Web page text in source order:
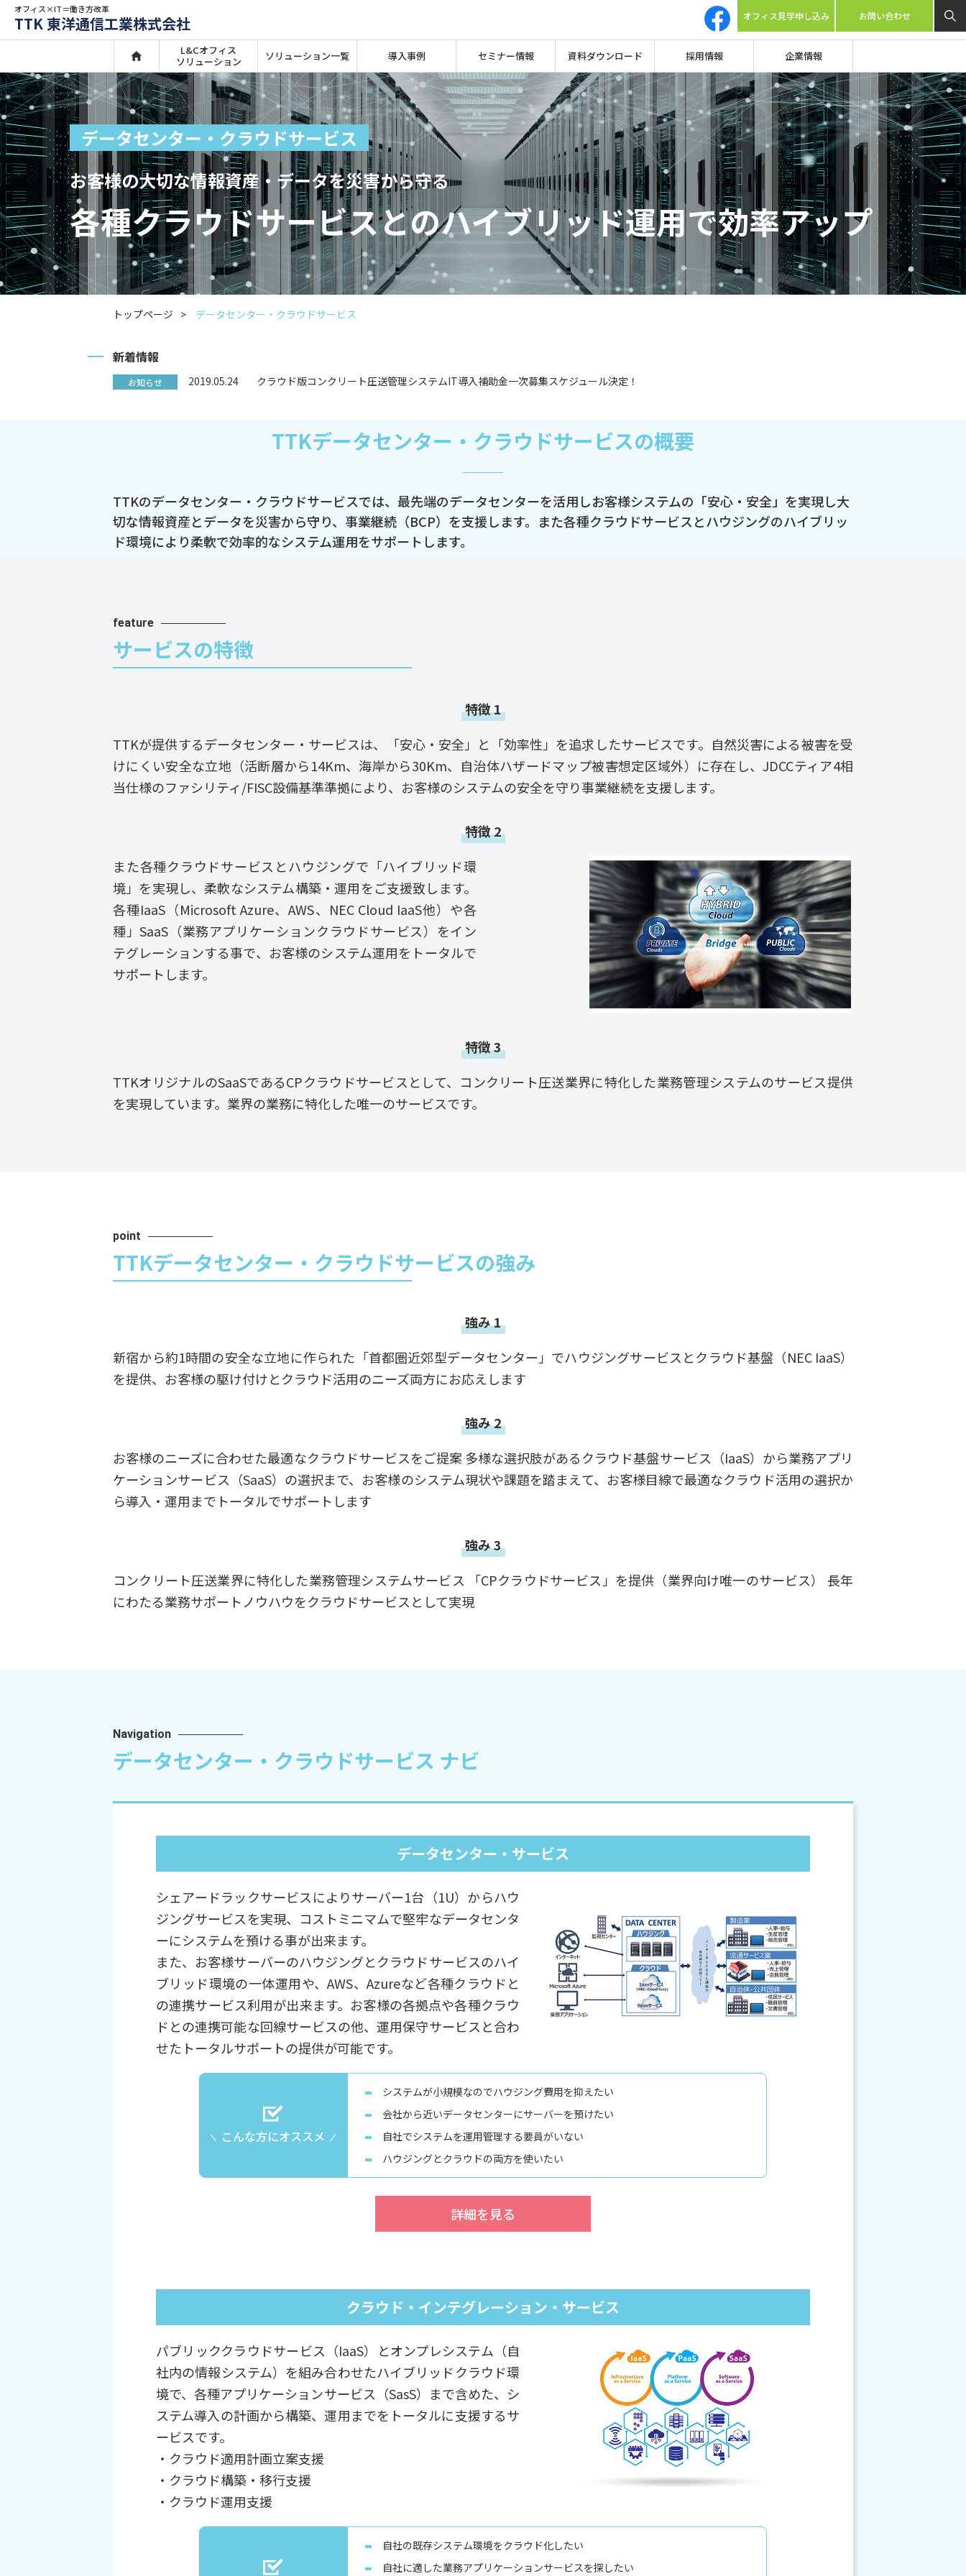
オフィス×IT＝働き方改革
TTK 東洋通信工業株式会社 オフィス見学申し込み お問い合わせ
L&Cオフィス
ソリューション
ソリューション一覧 導入事例 セミナー情報 資料ダウンロード 採用情報 企業情報
データセンター・クラウドサービス
お客様の大切な情報資産・データを災害から守る
各種クラウドサービスとのハイブリッド運用で効率アップ
トップページ データセンター・クラウドサービス
新着情報
お知らせ 2019.05.24 クラウド版コンクリート圧送管理システムIT導入補助金一次募集スケジュール決定！
TTKデータセンター・クラウドサービスの概要
TTKのデータセンター・クラウドサービスでは、最先端のデータセンターを活用しお客様システムの「安心・安全」を実現し大
切な情報資産とデータを災害から守り、事業継続（BCP）を支援します。また各種クラウドサービスとハウジングのハイブリッ
ド環境により柔軟で効率的なシステム運用をサポートします。
feature
サービスの特徴
特徴 1
TTKが提供するデータセンター・サービスは、「安心・安全」と「効率性」を追求したサービスです。自然災害による被害を受
けにくい安全な立地（活断層から14Km、海岸から30Km、自治体ハザードマップ被害想定区域外）に存在し、JDCCティア4相
当仕様のファシリティ/FISC設備基準準拠により、お客様のシステムの安全を守り事業継続を支援します。
特徴 2
また各種クラウドサービスとハウジングで「ハイブリッド環
境」を実現し、柔軟なシステム構築・運用をご支援致します。
各種IaaS（Microsoft Azure、AWS、NEC Cloud IaaS他）や各
種」SaaS（業務アプリケーションクラウドサービス）をイン
テグレーションする事で、お客様のシステム運用をトータルで
サポートします。
特徴 3
TTKオリジナルのSaaSであるCPクラウドサービスとして、コンクリート圧送業界に特化した業務管理システムのサービス提供
を実現しています。業界の業務に特化した唯一のサービスです。
point
TTKデータセンター・クラウドサービスの強み
強み 1
新宿から約1時間の安全な立地に作られた「首都圏近郊型データセンター」でハウジングサービスとクラウド基盤（NEC IaaS）
を提供、お客様の駆け付けとクラウド活用のニーズ両方にお応えします
強み 2
お客様のニーズに合わせた最適なクラウドサービスをご提案 多様な選択肢があるクラウド基盤サービス（IaaS）から業務アプリ
ケーションサービス（SaaS）の選択まで、お客様のシステム現状や課題を踏まえて、お客様目線で最適なクラウド活用の選択か
ら導入・運用までトータルでサポートします
強み 3
コンクリート圧送業界に特化した業務管理システムサービス 「CPクラウドサービス」を提供（業界向け唯一のサービス） 長年
にわたる業務サポートノウハウをクラウドサービスとして実現
Navigation
データセンター・クラウドサービス ナビ
データセンター・サービス
シェアードラックサービスによりサーバー1台（1U）からハウ
ジングサービスを実現、コストミニマムで堅牢なデータセンタ
ーにシステムを預ける事が出来ます。
また、お客様サーバーのハウジングとクラウドサービスのハイ
ブリッド環境の一体運用や、AWS、Azureなど各種クラウドと
の連携サービス利用が出来ます。お客様の各拠点や各種クラウ
ドとの連携可能な回線サービスの他、運用保守サービスと合わ
せたトータルサポートの提供が可能です。
こんな方にオススメ
システムが小規模なのでハウジング費用を抑えたい
会社から近いデータセンターにサーバーを預けたい
自社でシステムを運用管理する要員がいない
ハウジングとクラウドの両方を使いたい
詳細を見る
クラウド・インテグレーション・サービス
パブリッククラウドサービス（IaaS）とオンプレシステム（自
社内の情報システム）を組み合わせたハイブリッドクラウド環
境で、各種アプリケーションサービス（SasS）まで含めた、シ
ステム導入の計画から構築、運用までをトータルに支援するサ
ービスです。
・クラウド適用計画立案支援
・クラウド構築・移行支援
・クラウド運用支援
自社の既存システム環境をクラウド化したい
自社に適した業務アプリケーションサービスを探したい